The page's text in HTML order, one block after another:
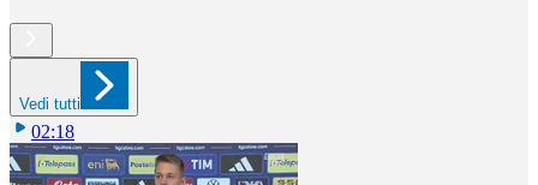
Vedi tutti
02:18